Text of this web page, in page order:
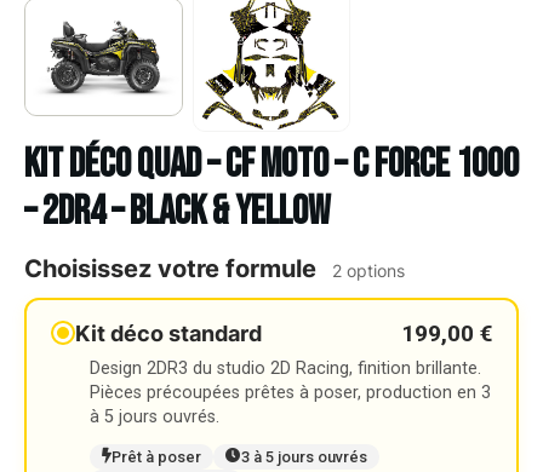
Kit déco Quad – CF MOTO – C FORCE 1000
– 2DR4 – BLACK & YELLOW
Choisissez votre formule 2 options
Kit déco standard 199,00 €
Design 2DR3 du studio 2D Racing, finition brillante.
Pièces précoupées prêtes à poser, production en 3
à 5 jours ouvrés.
Prêt à poser
3 à 5 jours ouvrés